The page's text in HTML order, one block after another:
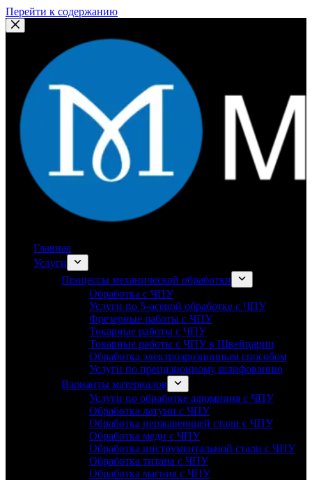
Перейти к содержанию
Главная
Услуги
Процессы механической обработки
Обработка с ЧПУ
Услуги по 5-осевой обработке с ЧПУ
Фрезерные работы с ЧПУ
Токарные работы с ЧПУ
Токарные работы с ЧПУ в Швейцарии
Обработка электроэрозионным способом
Услуги по прецизионному шлифованию
Варианты материалов
Услуги по обработке алюминия с ЧПУ
Обработка латуни с ЧПУ
Обработка нержавеющей стали с ЧПУ
Обработка меди с ЧПУ
Обработка инструментальной стали с ЧПУ
Обработка титана с ЧПУ
Обработка магния с ЧПУ